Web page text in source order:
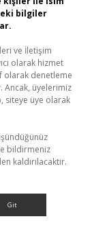
bilgiler
ve İletişim
olarak hizmet
olarak denetleme
Ancak, üyelerimiz
siteye üye olarak
bildirmeniz
kaldırılacaktır.